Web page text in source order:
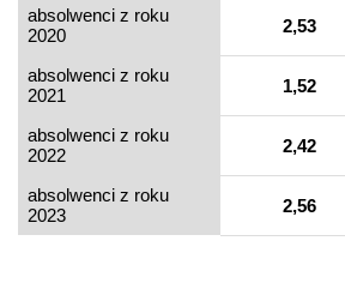
absolwenci z roku
2020
2,53
absolwenci z roku
2021
1,52
absolwenci z roku
2022
2,42
absolwenci z roku
2023
2,56